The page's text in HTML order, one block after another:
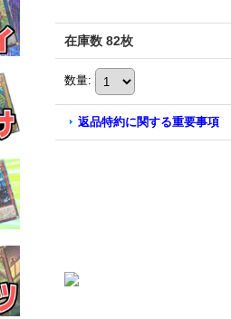
在庫数 82枚
数量:
返品特約に関する重要事項